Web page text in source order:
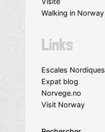
Walking in Norway
Links
Escales Nordiques
Expat blog
Norvege.no
Visit Norway